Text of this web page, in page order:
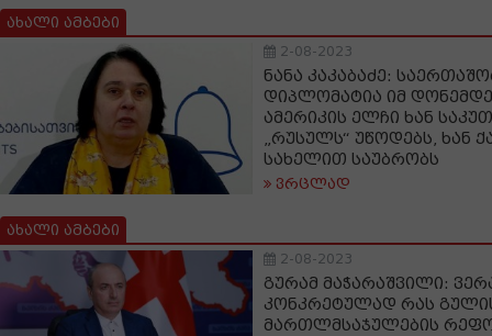
ახალი ამბები
2-08-2023
ნანა კაკაბაძე:
დიპლომატია იმ
ამერიკის ელჩი ხან
„რუსულს“ უწოდებს, ხან
სახელით საუბრობს
ვრცლად
ახალი ამბები
2-08-2023
გურამ მაჭარაშვილი:
კონკრეტულად რას
მართლმსაჯულების